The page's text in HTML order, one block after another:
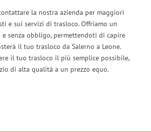
la nostra azienda per maggiori
e sui servizi di trasloco. Offriamo un
senza obbligo, permettendoti di capire
il tuo trasloco da Salerno a Leone.
il tuo trasloco il più semplice possibile,
di alta qualità a un prezzo equo.